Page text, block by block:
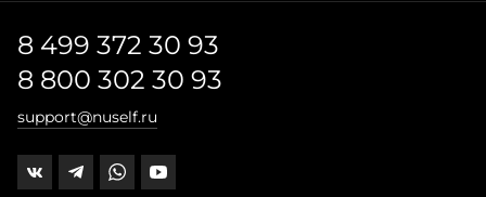
8 499 372 30 93
8 800 302 30 93
support@nuself.ru